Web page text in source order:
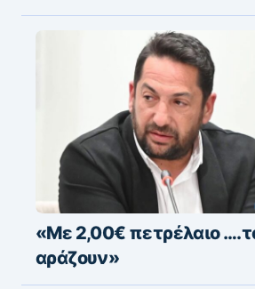
«Με 2,00€ πετρέλαιο
αράζουν»